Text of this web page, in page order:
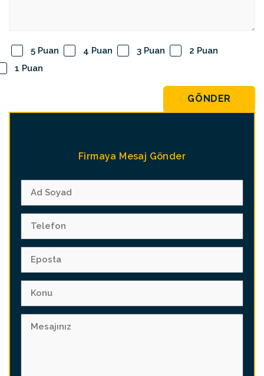
5 Puan 4 Puan 3 Puan
2 Puan
1 Puan
GÖNDER
Firmaya Mesaj Gönder